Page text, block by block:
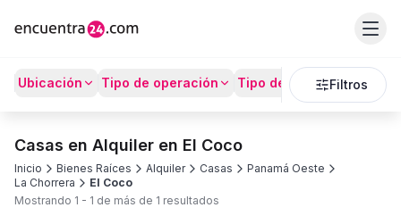
Ubicación Tipo de operación Tipo de Propiedad
Filtros
Casas en Alquiler en El Coco
Inicio Bienes Raíces Alquiler Casas
Panamá Oeste
La Chorrera
El Coco
Mostrando 1 - 1 de más de 1 resultados